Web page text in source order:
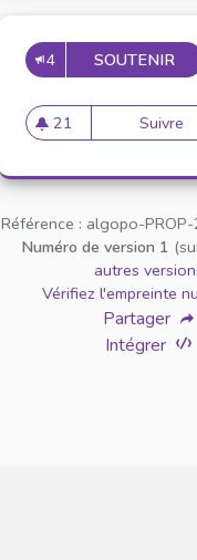
4 SOUTENIR
21
21 abonnés
Suivre
Référence : algopo-
Numéro de version 1
autres
Vérifiez l'empreinte
Partager
Intégrer